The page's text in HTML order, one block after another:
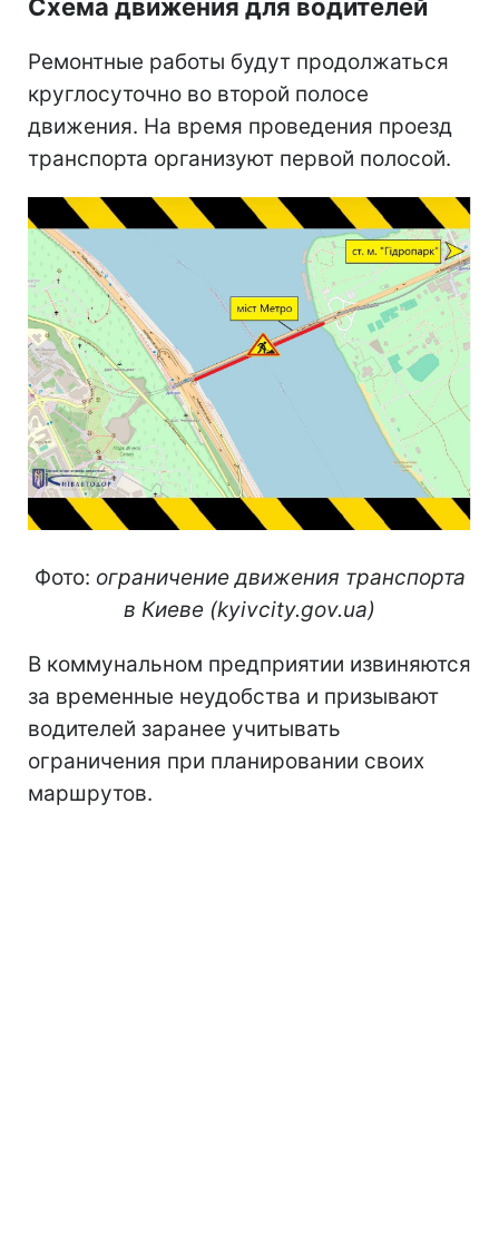
Схема движения для водителей
Ремонтные работы будут продолжаться
круглосуточно во второй полосе
движения. На время проведения проезд
транспорта организуют первой полосой.
Фото: ограничение движения транспорта
в Киеве (kyivcity.gov.ua)
В коммунальном предприятии извиняются
за временные неудобства и призывают
водителей заранее учитывать
ограничения при планировании своих
маршрутов.